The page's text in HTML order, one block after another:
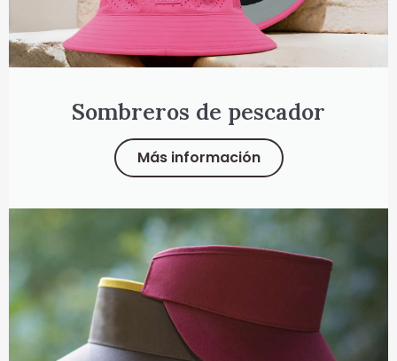
Sombreros de pescador
Más información